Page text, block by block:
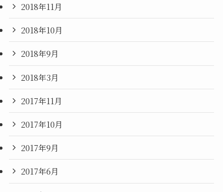
2018年11月
2018年10月
2018年9月
2018年3月
2017年11月
2017年10月
2017年9月
2017年6月